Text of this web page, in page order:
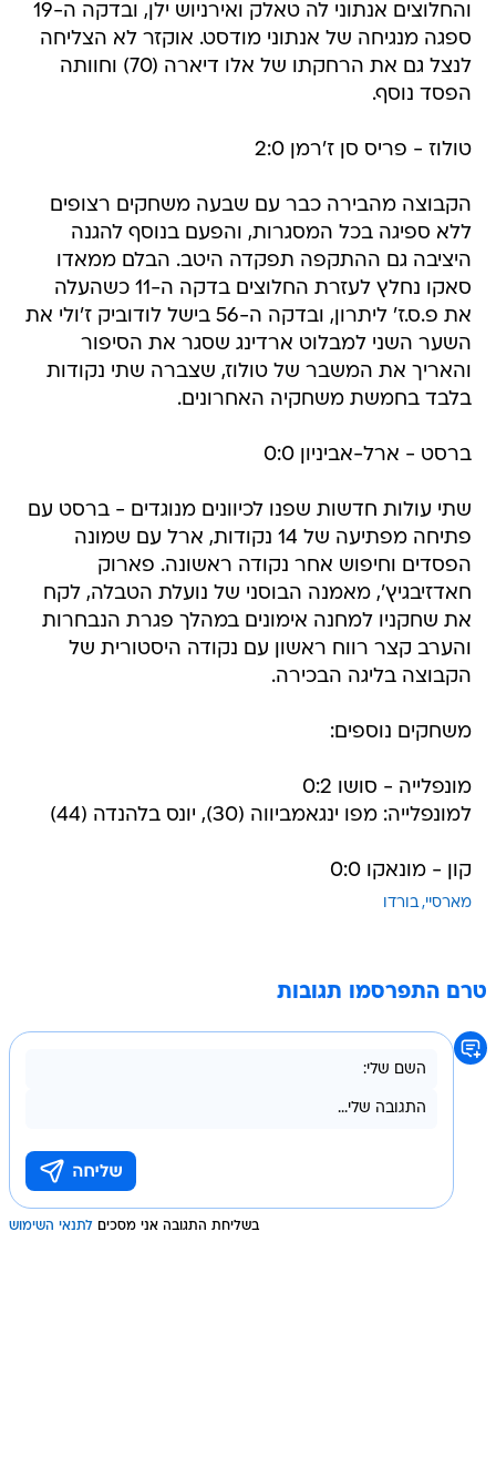
והחלוצים אנתוני לה טאלק ואירניוש ילן, ובדקה ה-19
ספגה מנגיחה של אנתוני מודסט. אוקזר לא הצליחה
לנצל גם את הרחקתו של אלו דיארה (70) וחוותה
הפסד נוסף.
טולוז - פריס סן ז'רמן 2:0
הקבוצה מהבירה כבר עם שבעה משחקים רצופים
ללא ספיגה בכל המסגרות, והפעם בנוסף להגנה
היציבה גם ההתקפה תפקדה היטב. הבלם ממאדו
סאקו נחלץ לעזרת החלוצים בדקה ה-11 כשהעלה
את פ.ס.ז' ליתרון, ובדקה ה-56 בישל לודוביק ז'ולי את
השער השני למבלוט ארדינג שסגר את הסיפור
והאריך את המשבר של טולוז, שצברה שתי נקודות
בלבד בחמשת משחקיה האחרונים.
ברסט - ארל-אביניון 0:0
שתי עולות חדשות שפנו לכיוונים מנוגדים - ברסט עם
פתיחה מפתיעה של 14 נקודות, ארל עם שמונה
הפסדים וחיפוש אחר נקודה ראשונה. פארוק
חאדזיבגיץ', מאמנה הבוסני של נועלת הטבלה, לקח
את שחקניו למחנה אימונים במהלך פגרת הנבחרות
והערב קצר רווח ראשון עם נקודה היסטורית של
הקבוצה בליגה הבכירה.
משחקים נוספים:
מונפלייה - סושו 0:2
למונפלייה: מפו ינגאמביווה (30), יונס בלהנדה (44)
קון - מונאקו 0:0
מארסיי בורדו
טרם התפרסמו תגובות
בשליחת התגובה אני מסכים לתנאי השימוש